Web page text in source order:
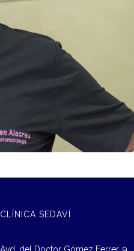
CLÍNICA SEDAVÍ